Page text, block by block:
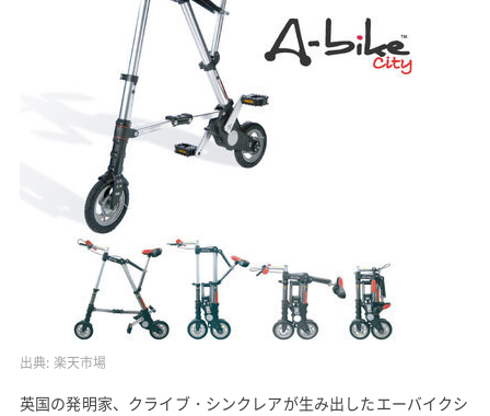
出典: 楽天市場
英国の発明家、クライブ・シンクレアが生み出したエーバイクシ